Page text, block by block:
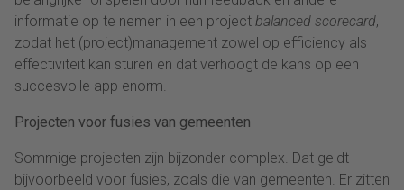
informatie op te nemen in een project balanced scorecard,
zodat het (project)management zowel op efficiency als
effectiviteit kan sturen en dat verhoogt de kans op een
succesvolle app enorm.
Projecten voor fusies van gemeenten
Sommige projecten zijn bijzonder complex. Dat geldt
bijvoorbeeld voor fusies, zoals die van gemeenten. Er zitten